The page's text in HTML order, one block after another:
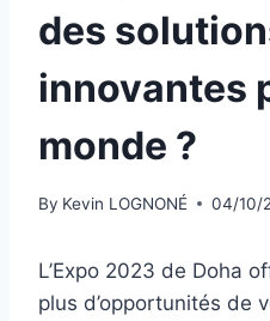
des
innovantes
monde ?
By Kevin LOGNONÉ 04/10/
L’Expo 2023 de Doha
plus d’opportunités de